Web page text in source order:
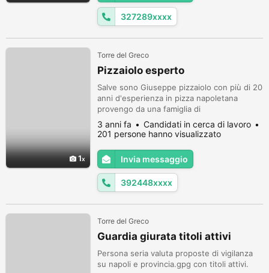
327289xxxx
1
Torre del Greco
Pizzaiolo esperto
Salve sono Giuseppe pizzaiolo con più di 20
anni d'esperienza in pizza napoletana
provengo da una famiglia di
pizzaioli,esperto in tutte tipologie d'impasti
diretto indiretto lievitazione naturale,vasta
conoscenza di lievito madre e farine lavoro
con altissime idratazioni con molta
facilità,sono serio veloce non fumatore
3 anni fa
Candidati in cerca di lavoro
201 persone hanno visualizzato
Invia messaggio
392448xxxx
Torre del Greco
Guardia giurata titoli attivi
Persona seria valuta proposte di vigilanza
su napoli e provincia.gpg con titoli attivi.